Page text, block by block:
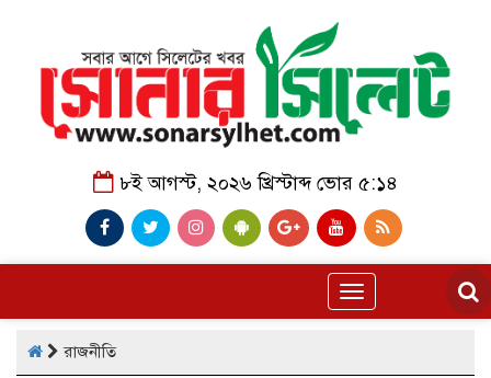
৮ই আগস্ট, ২০২৬ খ্রিস্টাব্দ ভোর ৫:১৪
Toggle
navigation
রাজনীতি